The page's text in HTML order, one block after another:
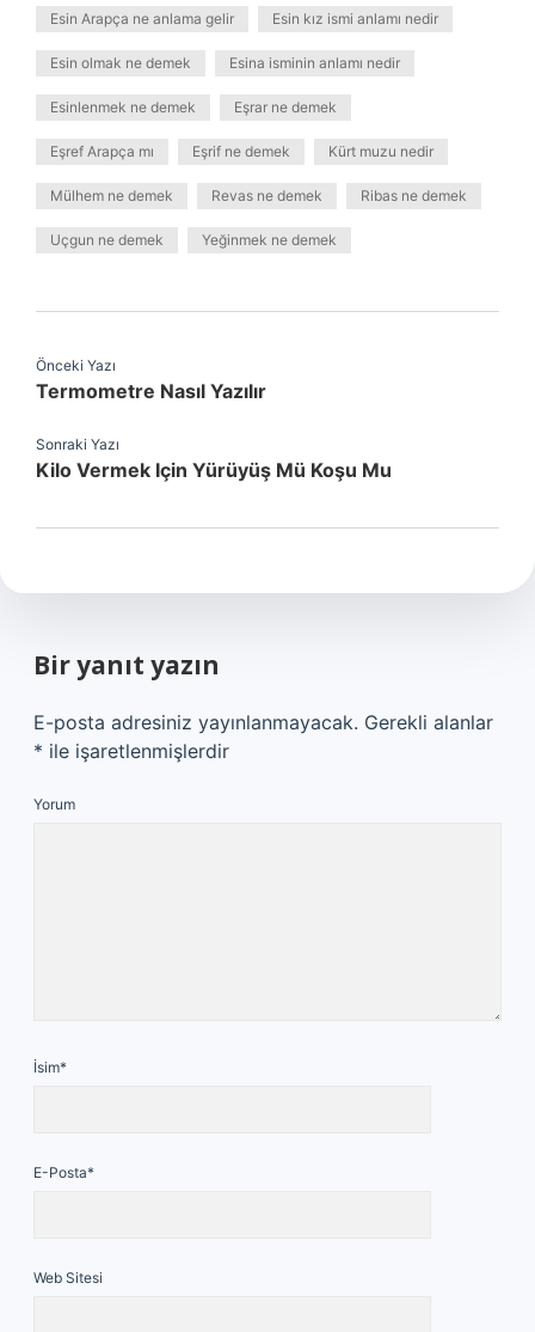
Esin Arapça ne anlama gelir Esin kız ismi anlamı nedir
Esin olmak ne demek Esina isminin anlamı nedir
Esinlenmek ne demek Eşrar ne demek
Eşref Arapça mı Eşrif ne demek Kürt muzu nedir
Mülhem ne demek Revas ne demek Ribas ne demek
Uçgun ne demek Yeğinmek ne demek
Önceki Yazı
Termometre Nasıl Yazılır
Sonraki Yazı
Kilo Vermek Için Yürüyüş Mü Koşu Mu
Bir yanıt yazın
E-posta adresiniz yayınlanmayacak. Gerekli alanlar
* ile işaretlenmişlerdir
Yorum
İsim*
E-Posta*
Web Sitesi